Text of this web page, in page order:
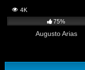
4K
75%
Augusto Arias